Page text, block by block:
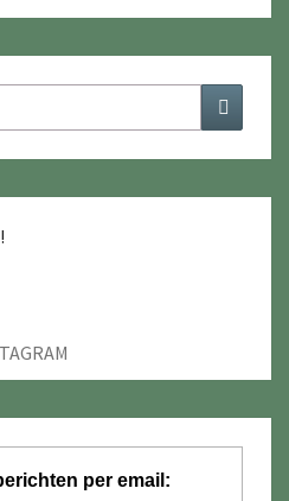
K
T
per email: